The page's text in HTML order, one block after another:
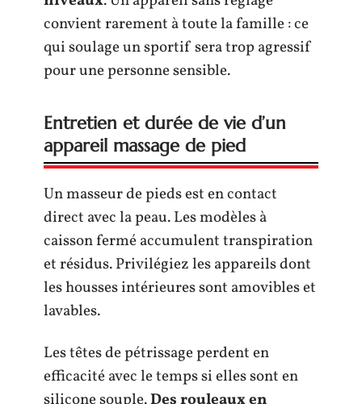
convient rarement à toute la famille : ce
qui soulage un sportif sera trop agressif
pour une personne sensible.
Entretien et durée de vie d’un
appareil massage de pied
Un masseur de pieds est en contact
direct avec la peau. Les modèles à
caisson fermé accumulent transpiration
et résidus. Privilégiez les appareils dont
les housses intérieures sont amovibles et
lavables.
Les têtes de pétrissage perdent en
efficacité avec le temps si elles sont en